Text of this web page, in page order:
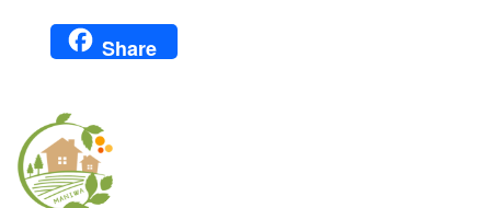
Share